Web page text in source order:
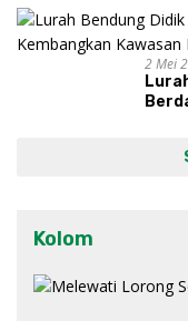
dan
2 Mei
Kolom